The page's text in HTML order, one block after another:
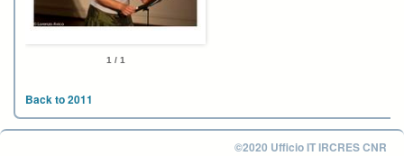
1 / 1
Back to 2011
©2020 Ufficio IT IRCRES CNR